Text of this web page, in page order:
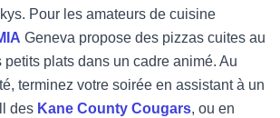
Pour les amateurs de cuisine
Geneva propose des pizzas cuites au
petits plats dans un cadre animé. Au
terminez votre soirée en assistant à un
des Kane County Cougars, ou en